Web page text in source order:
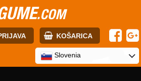
.COM
KOŠARICA
Slovenia